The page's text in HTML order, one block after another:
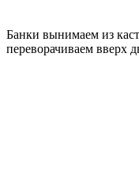
Банки вынимаем из
переворачиваем вверх